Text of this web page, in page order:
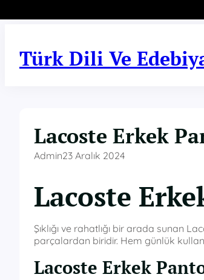
Türk Dili Ve
Lacoste Erkek
Admin23 Aralık 2024
Lacoste
Şıklığı ve rahatlığı bir arada sunan
parçalardan biridir. Hem günlük
Lacoste Erkek